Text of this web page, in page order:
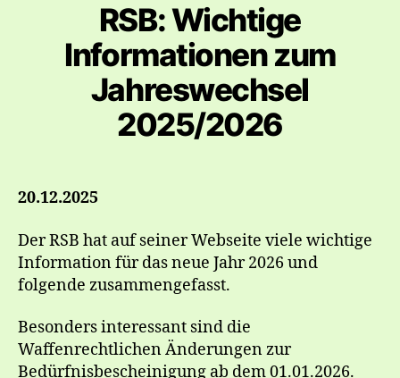
RSB: Wichtige
Informationen zum
Jahreswechsel
2025/2026
20.12.2025
Der RSB hat auf seiner Webseite viele wichtige
Information für das neue Jahr 2026 und
folgende zusammengefasst.
Besonders interessant sind die
Waffenrechtlichen Änderungen zur
Bedürfnisbescheinigung ab dem 01.01.2026.